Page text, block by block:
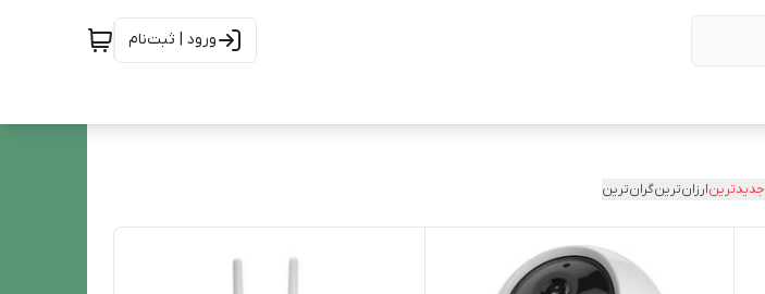
ورود | ثبت‌نام
جدیدترینارزان‌ترینگران‌ترین